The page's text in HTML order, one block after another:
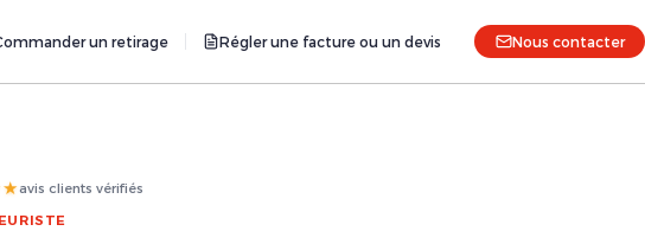
un retirage Régler une facture ou un devis Nous contacter
avis clients vérifiés